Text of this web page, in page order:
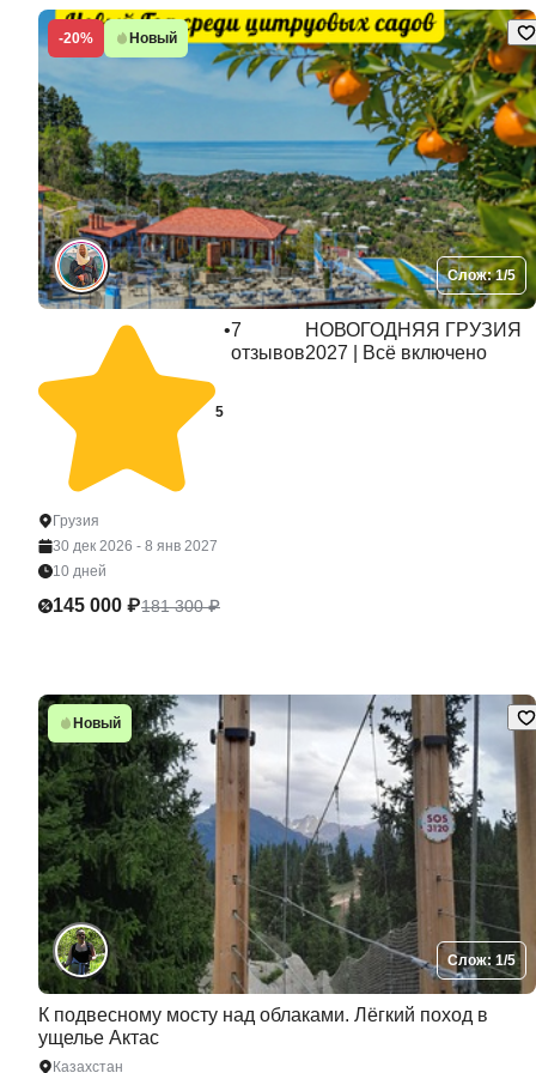
-20% Новый
Слож: 1/5
5
•7
отзывов
НОВОГОДНЯЯ ГРУЗИЯ
2027 | Всё включено
Грузия
30 дек 2026 - 8 янв 2027
10 дней
145 000 ₽181 300 ₽
Новый
Слож: 1/5
К подвесному мосту над облаками. Лёгкий поход в
ущелье Актас
Казахстан